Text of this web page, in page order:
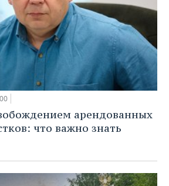
арендованных
что важно знать